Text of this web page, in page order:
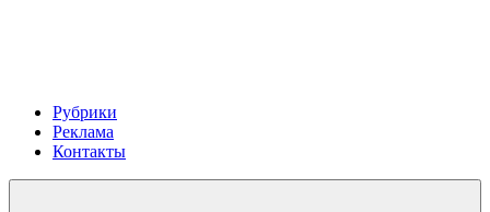
Рубрики
Реклама
Контакты